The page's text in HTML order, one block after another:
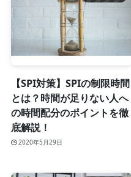
【SPI対策】SPIの制限時間
とは？時間が足りない人へ
の時間配分のポイントを徹
底解説！
2020年5月29日